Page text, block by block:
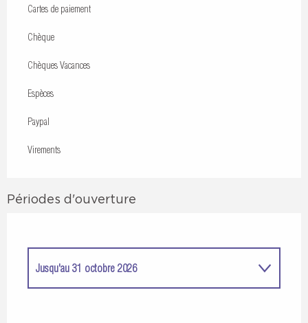
Cartes de paiement
Chèque
Chèques Vacances
Espèces
Paypal
Virements
Périodes d'ouverture
Jusqu'au 31 octobre 2026